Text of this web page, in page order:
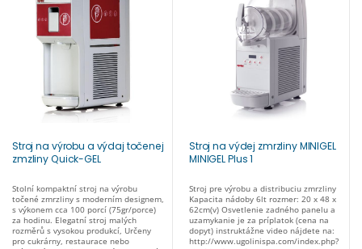
Stroj na výrobu a výdaj točenej
zmzliny Quick-GEL
Stolní kompaktní stroj na výrobu
točené zmrzliny s moderním designem,
s výkonem cca 100 porcí (75gr/porce)
za hodinu. Elegatní stroj malých
rozměrů s vysokou produkcí, Určeny
pro cukrárny, restaurace nebo
Stroj na výdej zmrzliny MINIGEL
MINIGEL Plus 1
Stroj pre výrobu a distribuciu zmrzliny
Kapacita nádoby 6lt rozmer: 20 x 48 x
62cm(v) Osvetlenie zadného panelu a
uzamykanie je za príplatok (cena na
dopyt) instruktážne video nájdete na:
http://www.ugolinispa.com/index.php?